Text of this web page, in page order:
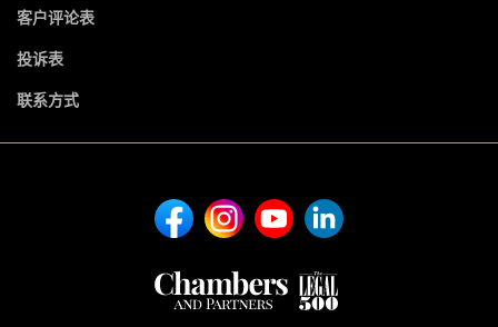
客户评论表
投诉表
联系方式